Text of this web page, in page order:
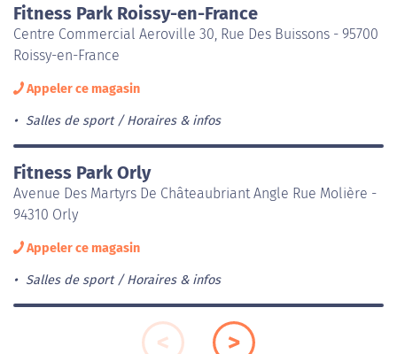
Fitness Park Roissy-en-France
Centre Commercial Aeroville 30, Rue Des Buissons - 95700
Roissy-en-France
Appeler ce magasin
Salles de sport Horaires & infos
Fitness Park Orly
Avenue Des Martyrs De Châteaubriant Angle Rue Molière -
94310 Orly
Appeler ce magasin
Salles de sport Horaires & infos